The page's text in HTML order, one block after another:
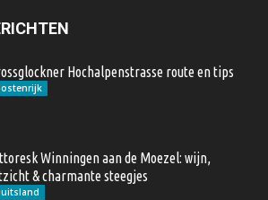
Hochalpenstrasse route en tips
Winningen aan de Moezel: wijn,
& charmante steegjes